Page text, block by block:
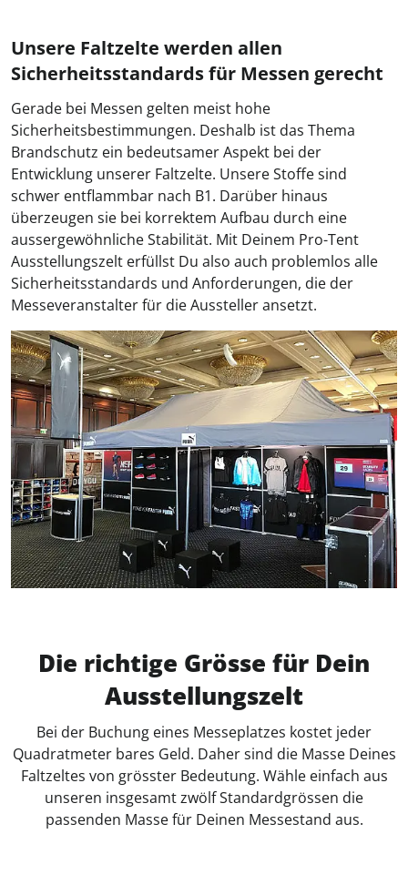
Unsere Faltzelte werden allen
Sicherheitsstandards für Messen gerecht
Gerade bei Messen gelten meist hohe
Sicherheitsbestimmungen. Deshalb ist das Thema
Brandschutz ein bedeutsamer Aspekt bei der
Entwicklung unserer Faltzelte. Unsere Stoffe sind
schwer entflammbar nach B1. Darüber hinaus
überzeugen sie bei korrektem Aufbau durch eine
aussergewöhnliche Stabilität. Mit Deinem Pro-Tent
Ausstellungszelt erfüllst Du also auch problemlos alle
Sicherheitsstandards und Anforderungen, die der
Messeveranstalter für die Aussteller ansetzt.
Die richtige Grösse für Dein
Ausstellungszelt
Bei der Buchung eines Messeplatzes kostet jeder
Quadratmeter bares Geld. Daher sind die Masse Deines
Faltzeltes von grösster Bedeutung. Wähle einfach aus
unseren insgesamt zwölf Standardgrössen die
passenden Masse für Deinen Messestand aus.